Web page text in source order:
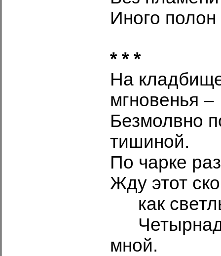
Иного полон
* * *
На
мгновенья –
Безмолвно
тишиной.
По чарке
Жду этот
как
мной.